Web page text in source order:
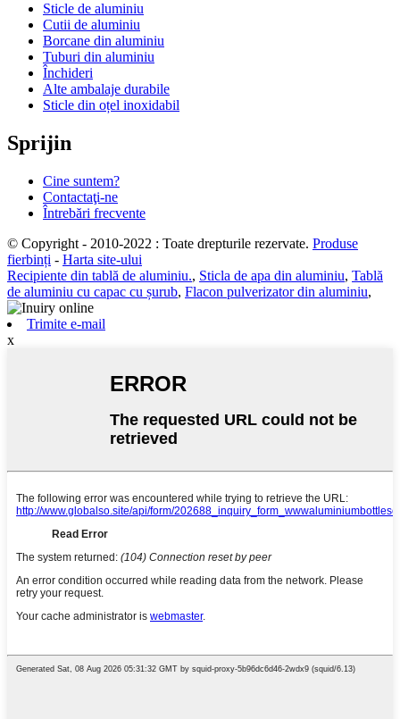
Sticle de aluminiu
Cutii de aluminiu
Borcane din aluminiu
Tuburi din aluminiu
Închideri
Alte ambalaje durabile
Sticle din oțel inoxidabil
Sprijin
Cine suntem?
Contactaţi-ne
Întrebări frecvente
© Copyright - 2010-2022 : Toate drepturile rezervate. Produse
fierbinți - Harta site-ului
Recipiente din tablă de aluminiu., Sticla de apa din aluminiu, Tablă
de aluminiu cu capac cu șurub, Flacon pulverizator din aluminiu,
Trimite e-mail
x